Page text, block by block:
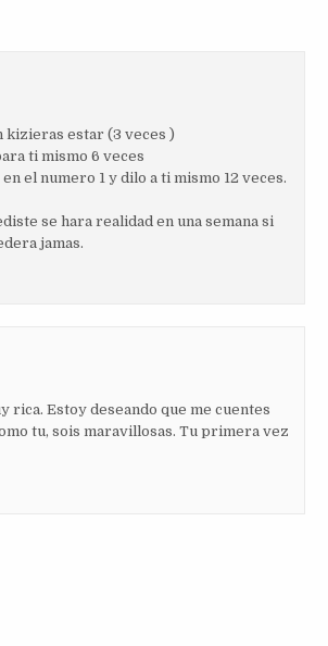
kizieras estar (3 veces )
ti mismo 6 veces
el numero 1 y dilo a ti mismo 12 veces.
se hara realidad en una semana si
jamas.
rica. Estoy deseando que me cuentes
tu, sois maravillosas. Tu primera vez